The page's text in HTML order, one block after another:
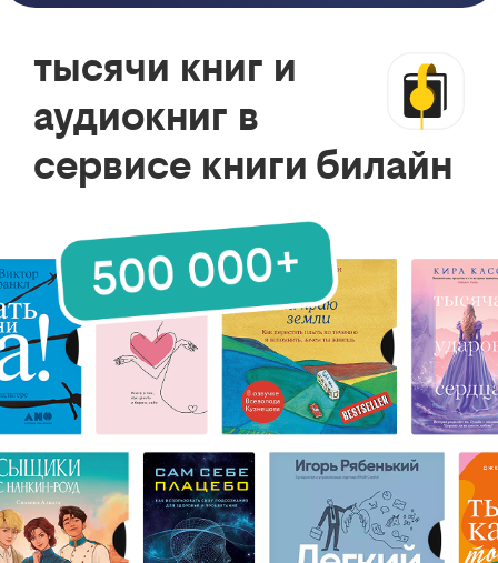
тысячи книг и
аудиокниг в
сервисе книги билайн